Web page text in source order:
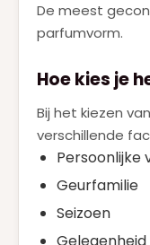
De meest
parfumvorm.
Hoe kies je
Bij het kiezen
verschillende
Persoonlijke
Geurfamilie
Seizoen